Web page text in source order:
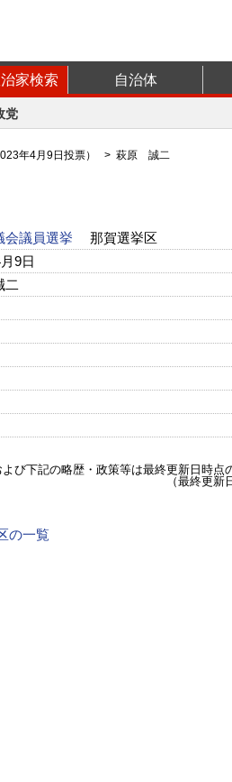
家検索 自治体
党
年4月9日投票） > 萩原 誠二
会議員選挙 那賀選挙区
9日
び下記の略歴・政策等は最終更新日時点
（最終更
の一覧